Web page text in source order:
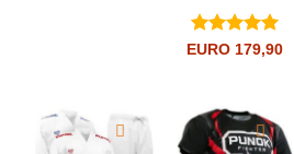
Valutato5
EURO179,90